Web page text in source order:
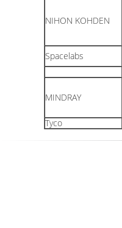
NIHON KOHDEN
Spacelabs
MINDRAY
Tyco